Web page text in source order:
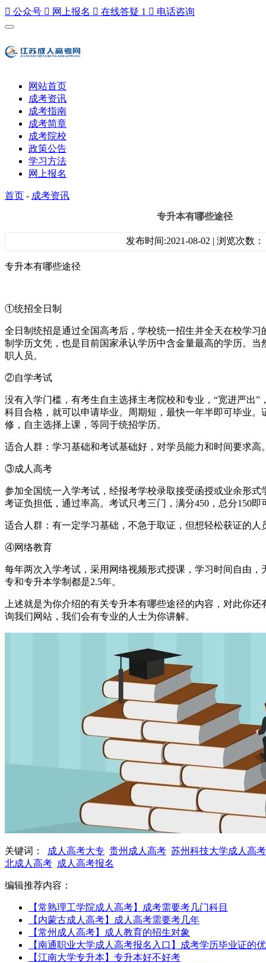
 公众号  网上报名  在线答疑 1  电话咨询
网站首页
成考资讯
成考指南
成考简章
成考院校
政策公告
学习方法
网上报名
首页 - 成考资讯
专升本有哪些途径
发布时间:2021-08-02 | 浏览次数：
专升本有哪些途径
①统招全日制
全日制统招是通过全国高考后，学校统一招生并全天在校学习
制学历文凭，也是目前国家承认学历中含金量最高的学历。当
职人员。
②自学考试
没有入学门槛，有考生自主选择主考院校和专业，“宽进严出”
科目合格，就可以申请毕业。周期短，最快一年半即可毕业。
修，自主选择上课，等同于统招学历。
适合人群：学习基础和考试基础好，对学员能力和时间要求高
③成人高考
参加全国统一入学考试，经报考学校录取接受函授或业余形式
考证负担低，通过率高。考试只考三门，满分450，总分150即
适合人群：有一定学习基础，不急于取证，但想轻松获证的人
④网络教育
每年两次入学考试，采用网络视频形式授课，学习时间自由，
专和专升本学制都是2.5年。
上述就是为你介绍的有关专升本有哪些途径的内容，对此你还
询我们网站，我们会有专业的人士为你讲解。
关键词： 成人高考大专 贵州成人高考 苏州科技大学成人高考
北成人高考 成人高考报名
编辑推荐内容：
【常熟理工学院成人高考】成考需要考几门科目
【内蒙古成人高考】成人高考需要考几年
【常州成人高考】成人教育的招生对象
【南通职业大学成人高考报名入口】成考学历毕业证的
【江南大学专升本】专升本好不好考